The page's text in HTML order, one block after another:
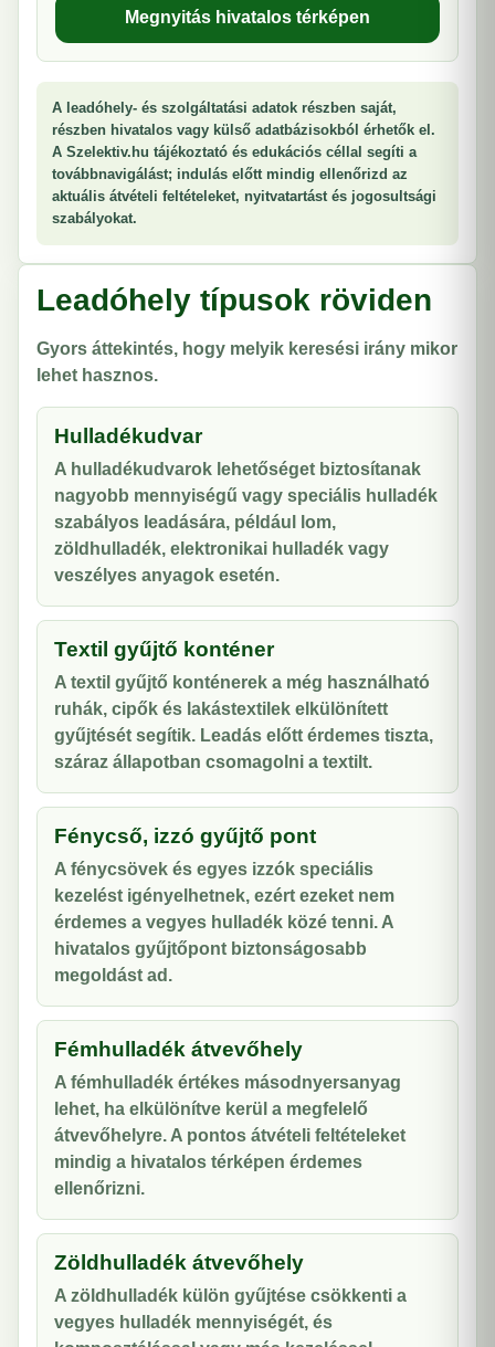
Megnyitás hivatalos térképen
A leadóhely- és szolgáltatási adatok részben saját,
részben hivatalos vagy külső adatbázisokból érhetők el.
A Szelektiv.hu tájékoztató és edukációs céllal segíti a
továbbnavigálást; indulás előtt mindig ellenőrizd az
aktuális átvételi feltételeket, nyitvatartást és jogosultsági
szabályokat.
Leadóhely típusok röviden
Gyors áttekintés, hogy melyik keresési irány mikor
lehet hasznos.
Hulladékudvar
A hulladékudvarok lehetőséget biztosítanak
nagyobb mennyiségű vagy speciális hulladék
szabályos leadására, például lom,
zöldhulladék, elektronikai hulladék vagy
veszélyes anyagok esetén.
Textil gyűjtő konténer
A textil gyűjtő konténerek a még használható
ruhák, cipők és lakástextilek elkülönített
gyűjtését segítik. Leadás előtt érdemes tiszta,
száraz állapotban csomagolni a textilt.
Fénycső, izzó gyűjtő pont
A fénycsövek és egyes izzók speciális
kezelést igényelhetnek, ezért ezeket nem
érdemes a vegyes hulladék közé tenni. A
hivatalos gyűjtőpont biztonságosabb
megoldást ad.
Fémhulladék átvevőhely
A fémhulladék értékes másodnyersanyag
lehet, ha elkülönítve kerül a megfelelő
átvevőhelyre. A pontos átvételi feltételeket
mindig a hivatalos térképen érdemes
ellenőrizni.
Zöldhulladék átvevőhely
A zöldhulladék külön gyűjtése csökkenti a
vegyes hulladék mennyiségét, és